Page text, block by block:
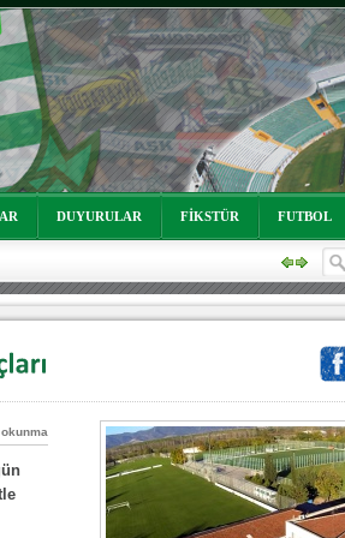
DUYURULAR FİKSTÜR FUTBOL